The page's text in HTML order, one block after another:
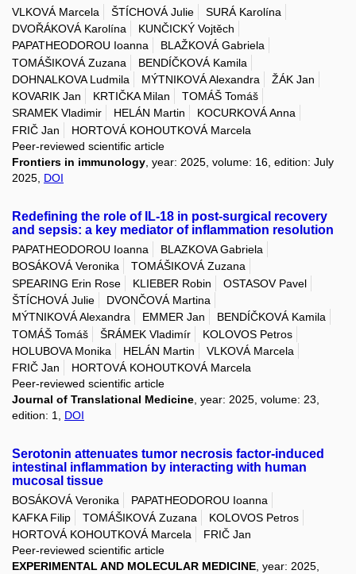
VLKOVÁ Marcela ŠTÍCHOVÁ Julie
SURÁ Karolína
DVOŘÁKOVÁ Karolína
KUNČICKÝ Vojtěch
PAPATHEODOROU Ioanna
BLAŽKOVÁ Gabriela
TOMÁŠIKOVÁ Zuzana
BENDÍČKOVÁ Kamila
DOHNALKOVA Ludmila
MÝTNIKOVÁ Alexandra
ŽÁK Jan
KOVARIK Jan
KRTIČKA Milan
TOMÁŠ Tomáš
SRAMEK Vladimir
HELÁN Martin
KOCURKOVÁ Anna
FRIČ Jan
HORTOVÁ KOHOUTKOVÁ Marcela
Peer-reviewed scientific article
Frontiers in immunology , year: 2025, volume: 16, edition: July
2025, DOI
Redefining the role of IL-18 in post-surgical recovery
and sepsis: a key mediator of inflammation resolution
PAPATHEODOROU Ioanna
BLAZKOVA Gabriela
BOSÁKOVÁ Veronika
TOMÁŠIKOVÁ Zuzana
SPEARING Erin Rose
KLIEBER Robin
OSTASOV Pavel
ŠTÍCHOVÁ Julie
DVONČOVÁ Martina
MÝTNIKOVÁ Alexandra
EMMER Jan
BENDÍČKOVÁ Kamila
TOMÁŠ Tomáš
ŠRÁMEK Vladimír
KOLOVOS Petros
HOLUBOVA Monika
HELÁN Martin
VLKOVÁ Marcela
FRIČ Jan
HORTOVÁ KOHOUTKOVÁ Marcela
Peer-reviewed scientific article
Journal of Translational Medicine , year: 2025, volume: 23,
edition: 1, DOI
Serotonin attenuates tumor necrosis factor-induced
intestinal inflammation by interacting with human
mucosal tissue
BOSÁKOVÁ Veronika
PAPATHEODOROU Ioanna
KAFKA Filip
TOMÁŠIKOVÁ Zuzana
KOLOVOS Petros
HORTOVÁ KOHOUTKOVÁ Marcela
FRIČ Jan
Peer-reviewed scientific article
EXPERIMENTAL AND MOLECULAR MEDICINE , year: 2025,